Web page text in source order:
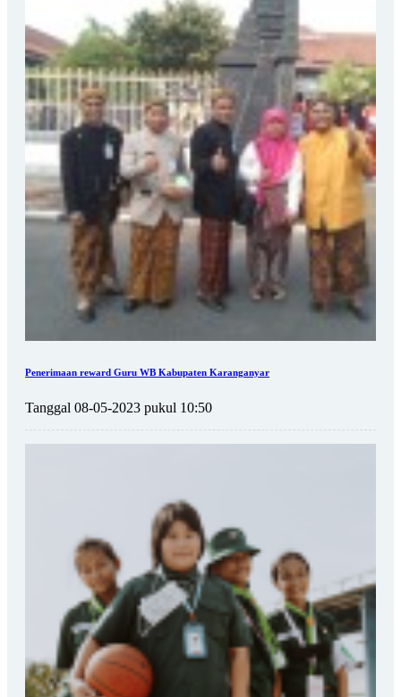
Penerimaan reward Guru WB Kabupaten Karanganyar
Tanggal 08-05-2023 pukul 10:50